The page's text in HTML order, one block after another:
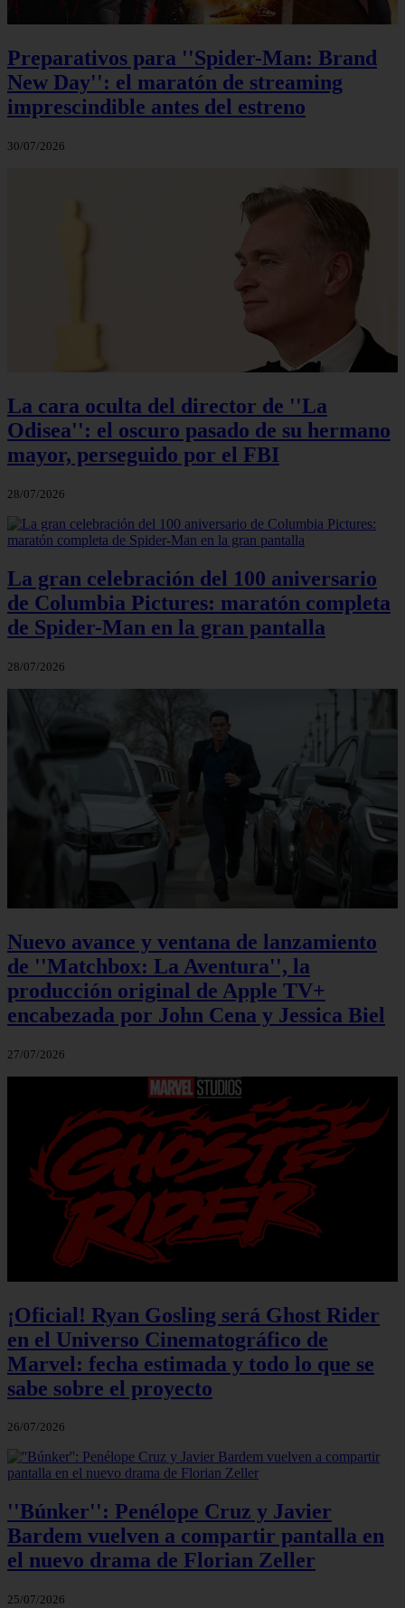
Preparativos para ''Spider-Man: Brand
New Day'': el maratón de streaming
imprescindible antes del estreno
30/07/2026
La cara oculta del director de ''La
Odisea'': el oscuro pasado de su hermano
mayor, perseguido por el FBI
28/07/2026
La gran celebración del 100 aniversario
de Columbia Pictures: maratón completa
de Spider-Man en la gran pantalla
28/07/2026
Nuevo avance y ventana de lanzamiento
de ''Matchbox: La Aventura'', la
producción original de Apple TV+
encabezada por John Cena y Jessica Biel
27/07/2026
¡Oficial! Ryan Gosling será Ghost Rider
en el Universo Cinematográfico de
Marvel: fecha estimada y todo lo que se
sabe sobre el proyecto
26/07/2026
''Búnker'': Penélope Cruz y Javier
Bardem vuelven a compartir pantalla en
el nuevo drama de Florian Zeller
25/07/2026